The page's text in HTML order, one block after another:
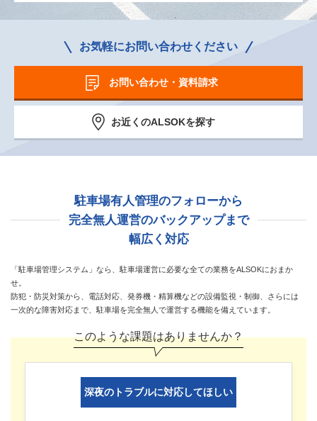
お気軽にお問い合わせください
お問い合わせ・資料請求
お近くのALSOKを探す
駐車場有人管理のフォローから
完全無人運営のバックアップまで
幅広く対応
「駐車場管理システム」なら、駐車場運営に必要な全ての業務をALSOKにおまか
せ。
防犯・防災対策から、電話対応、発券機・精算機などの設備監視・制御、 さらには
一次的な障害対応まで、駐車場を完全無人で運営する機能を備えています。
このような課題はありませんか？
深夜のトラブルに対応してほしい